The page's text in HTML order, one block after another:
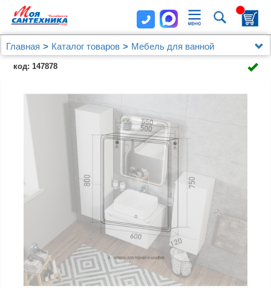
Главная Каталог товаров
Мебель для ванной
Зеркальный шкаф MIXLINE "ВИКТОРИЯ" 600*800
(ШВ) правый, сенсорный выкл, светодиодная
код: 147878